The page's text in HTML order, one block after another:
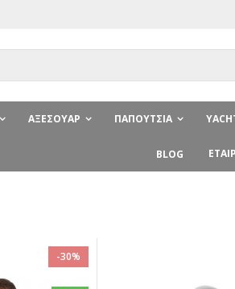
ΑΞΕΣΟΥΆΡ ΠΑΠΟΎΤΣΙΑ
BLOG
-30%